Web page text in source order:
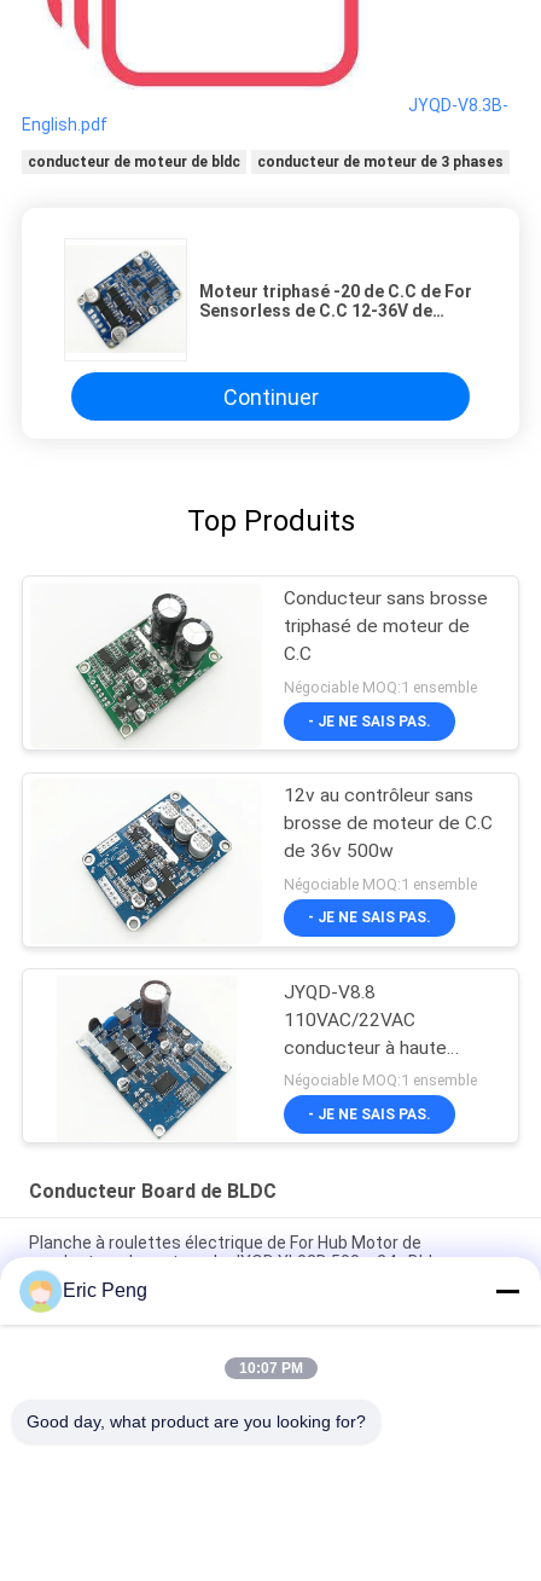
JYQD-V8.3B-
English.pdf
conducteur de moteur de bldc conducteur de moteur de 3 phases
Moteur triphasé -20 de C.C de For
Sensorless de C.C 12-36V de
Continuer
Top Produits
Conducteur sans brosse
triphasé de moteur de
C.C
Négociable MOQ:1 ensemble
- JE NE SAIS PAS.
12v au contrôleur sans
brosse de moteur de C.C
de 36v 500w
Négociable MOQ:1 ensemble
- JE NE SAIS PAS.
JYQD-V8.8
110VAC/22VAC
conducteur à haute
tension de moteur de
l'entrée BLDC
Négociable MOQ:1 ensemble
- JE NE SAIS PAS.
Conducteur Board de BLDC
Planche à roulettes électrique de For Hub Motor de
conducteur de moteur de JYQD YL02D 500w 24v Bldc
Contrôleur sans brosse Pwm de moteur de C.C du capteur
110V 220V 12V 24v de Hall
JYQD - V7.5E 36 au conducteur triphasé Board du moteur
Eric Peng
10:07 PM
Good day, what product are you looking for?